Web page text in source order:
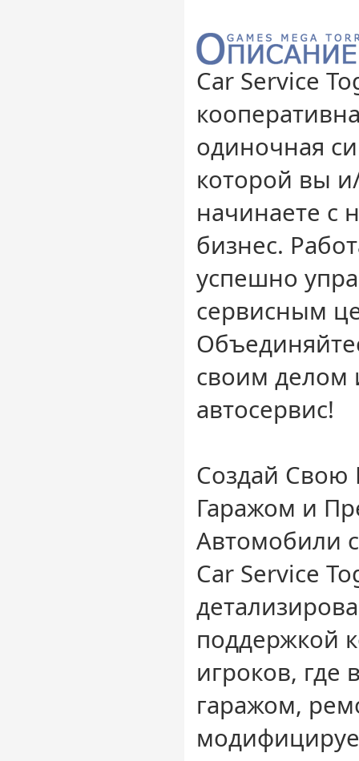
Car Service
одиночная
которой вы
начинаете с
бизнес.
успешно
сервисным
своим делом
автосервис!
Создай Свою
Гаражом и
Автомобили
Car Service
поддержкой
игроков, где
гаражом,